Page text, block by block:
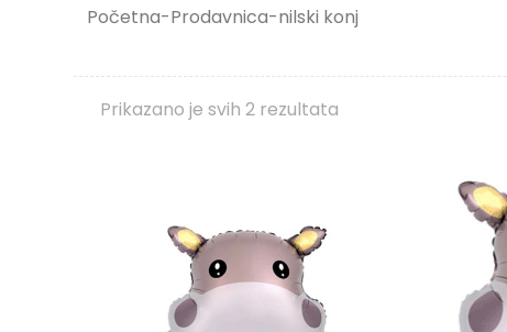
Početna-Prodavnica-nilski konj
Prikazano je svih 2 rezultata